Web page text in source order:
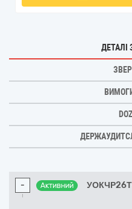
ДЕТАЛІ
- Активний